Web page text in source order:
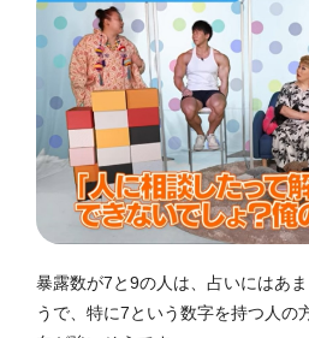
暴露数が7と9の人は、占いにはあ
うで、特に7という数字を持つ人の